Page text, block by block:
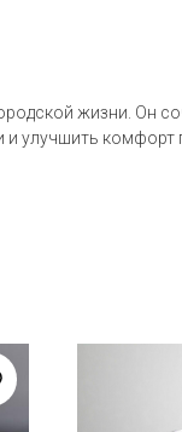
жизни. Он
улучшить комфорт